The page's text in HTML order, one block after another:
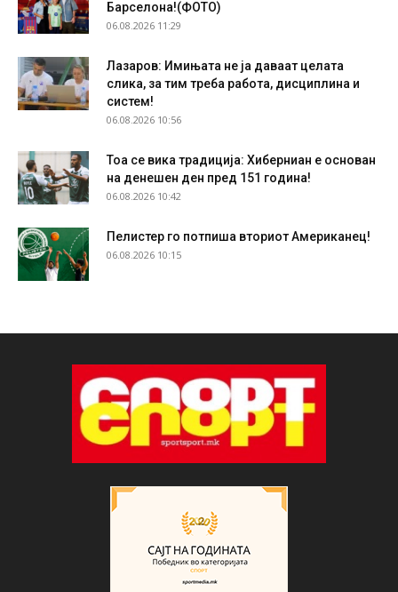
Барселона!(ФОТО)
06.08.2026 11:29
Лазаров: Имињата не ја даваат целата
слика, за тим треба работа, дисциплина и
систем!
06.08.2026 10:56
Тоа се вика традиција: Хиберниан е основан
на денешен ден пред 151 година!
06.08.2026 10:42
Пелистер го потпиша вториот Американец!
06.08.2026 10:15